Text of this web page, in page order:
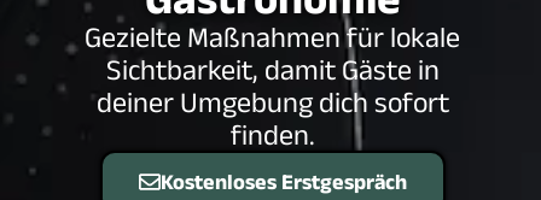
Gezielte Maßnahmen für lokale
Sichtbarkeit, damit Gäste in
deiner Umgebung dich sofort
finden.
Kostenloses Erstgespräch